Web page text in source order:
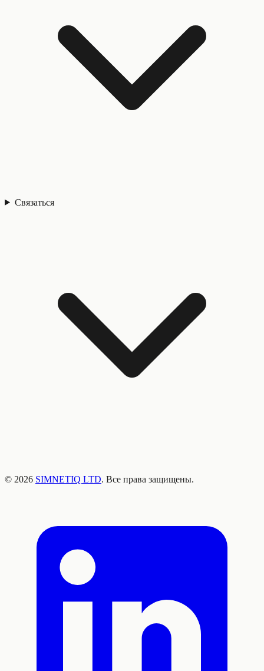
Связаться
© 2026 SIMNETIQ LTD. Все права защищены.